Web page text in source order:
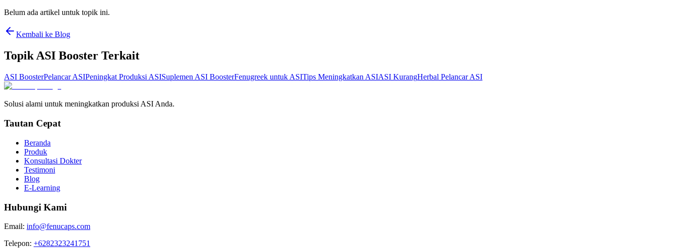
Belum ada artikel untuk topik ini.
Kembali ke Blog
Topik ASI Booster Terkait
ASI BoosterPelancar ASIPeningkat Produksi ASISuplemen ASI BoosterFenugreek untuk ASITips Meningkatkan ASIASI KurangHerbal Pelancar ASI
Solusi alami untuk meningkatkan produksi ASI Anda.
Tautan Cepat
Beranda
Produk
Konsultasi Dokter
Testimoni
Blog
E-Learning
Hubungi Kami
Email: info@fenucaps.com
Telepon: +6282323241751